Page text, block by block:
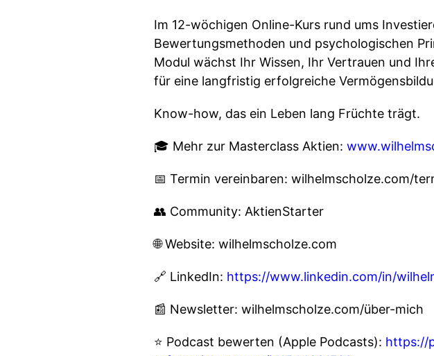
Im 12-wöchigen Online-Kurs rund ums
Bewertungsmethoden und psychologischen
Modul wächst Ihr Wissen, Ihr Vertrauen und
für eine langfristig erfolgreiche
Know-how, das ein Leben lang Früchte trägt.
🎓 Mehr zur Masterclass Aktien:
📅 Termin vereinbaren: wilhelmscholze.com/
👥 Community: AktienStarter
🌐 Website: wilhelmscholze.com
🔗 LinkedIn: https://www.linkedin.com/in/
📰 Newsletter: wilhelmscholze.com/über-mich
⭐ Podcast bewerten (Apple Podcasts): https://